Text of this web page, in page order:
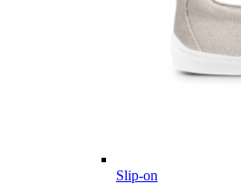
Slip-on